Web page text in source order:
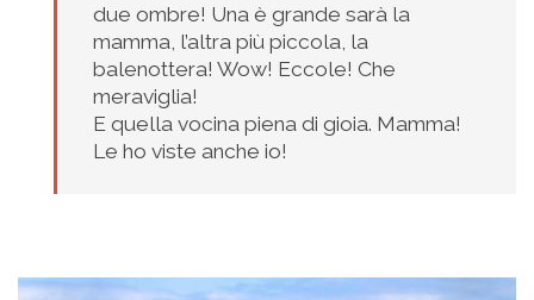
due ombre! Una è grande sarà la
mamma, l’altra più piccola, la
balenottera! Wow! Eccole! Che
meraviglia!
E quella vocina piena di gioia. Mamma!
Le ho viste anche io!